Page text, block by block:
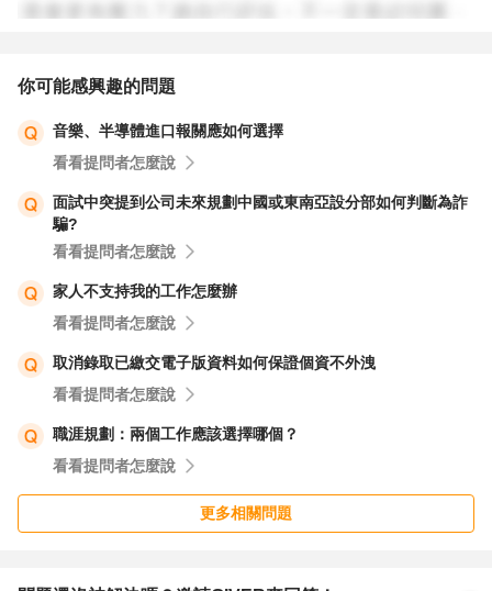
你可能感興趣的問題
音樂、半導體進口報關應如何選擇
看看提問者怎麼說
面試中突提到公司未來規劃中國或東南亞設分部如何判斷為詐
騙?
看看提問者怎麼說
家人不支持我的工作怎麼辦
看看提問者怎麼說
取消錄取已繳交電子版資料如何保證個資不外洩
看看提問者怎麼說
職涯規劃：兩個工作應該選擇哪個？
看看提問者怎麼說
更多相關問題